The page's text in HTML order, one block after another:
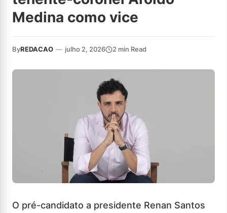
Medina como vice
ByREDACAO — julho 2, 2026 2 min Read
O pré-candidato a presidente Renan Santos